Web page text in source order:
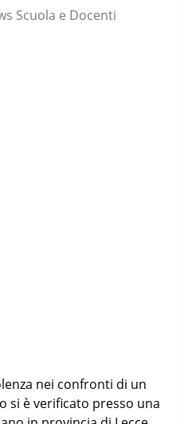
Scuola e Docenti
nei confronti di un
si è verificato presso una